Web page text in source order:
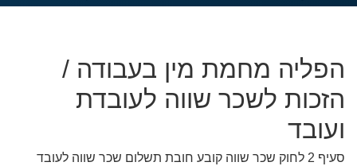
הפליה מחמת מין בעבודה /
הזכות לשכר שווה לעובדת
ועובד
סעיף 2 לחוק שכר שווה קובע חובת תשלום שכר שווה לעובד